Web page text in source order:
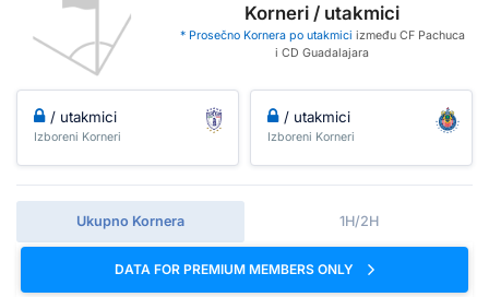
Korneri / utakmici
* Prosečno Kornera po utakmici između CF Pachuca
i CD Guadalajara
/ utakmici
Izboreni Korneri
/ utakmici
Izboreni Korneri
Ukupno Kornera 1H/2H
DATA FOR PREMIUM MEMBERS ONLY